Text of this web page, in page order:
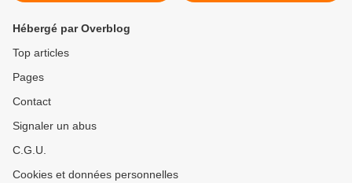
Hébergé par Overblog
Top articles
Pages
Contact
Signaler un abus
C.G.U.
Cookies et données personnelles